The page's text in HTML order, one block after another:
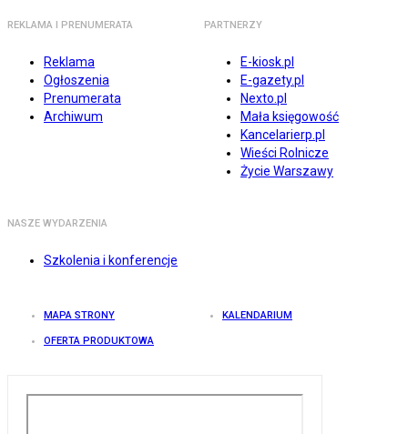
REKLAMA I PRENUMERATA
Reklama
Ogłoszenia
Prenumerata
Archiwum
PARTNERZY
E-kiosk.pl
E-gazety.pl
Nexto.pl
Mała księgowość
Kancelarierp.pl
Wieści Rolnicze
Życie Warszawy
NASZE WYDARZENIA
Szkolenia i konferencje
MAPA STRONY KALENDARIUM
OFERTA PRODUKTOWA